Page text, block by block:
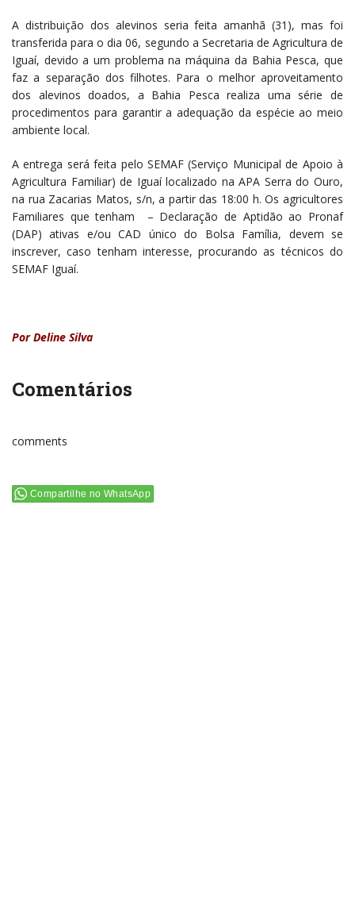
A distribuição dos alevinos seria feita amanhã (31), mas foi
transferida para o dia 06, segundo a Secretaria de Agricultura de
Iguaí, devido a um problema na máquina da Bahia Pesca, que
faz a separação dos filhotes. Para o melhor aproveitamento
dos alevinos doados, a Bahia Pesca realiza uma série de
procedimentos para garantir a adequação da espécie ao meio
ambiente local.
A entrega será feita pelo SEMAF (Serviço Municipal de Apoio à
Agricultura Familiar) de Iguaí localizado na APA Serra do Ouro,
na rua Zacarias Matos, s/n, a partir das 18:00 h. Os agricultores
Familiares que tenham – Declaração de Aptidão ao Pronaf
(DAP) ativas e/ou CAD único do Bolsa Família, devem se
inscrever, caso tenham interesse, procurando as técnicos do
SEMAF Iguaí.
Por Deline Silva
Comentários
comments
Compartilhe no WhatsApp